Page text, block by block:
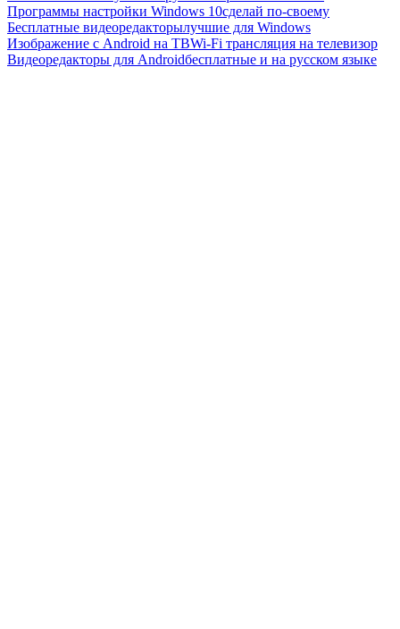
Программы настройки Windows 10сделай по-своему
Бесплатные видеоредакторылучшие для Windows
Изображение с Android на ТВWi-Fi трансляция на телевизор
Видеоредакторы для Androidбесплатные и на русском языке